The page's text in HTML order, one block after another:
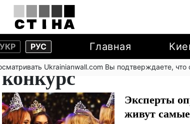
УКР РУС Главная
Ukrainianwall.com Вы подтверждаете, что
конкурс
Эксперты
живут